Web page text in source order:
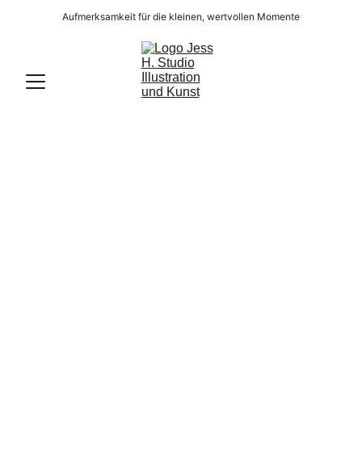
Aufmerksamkeit für die kleinen, wertvollen Momente